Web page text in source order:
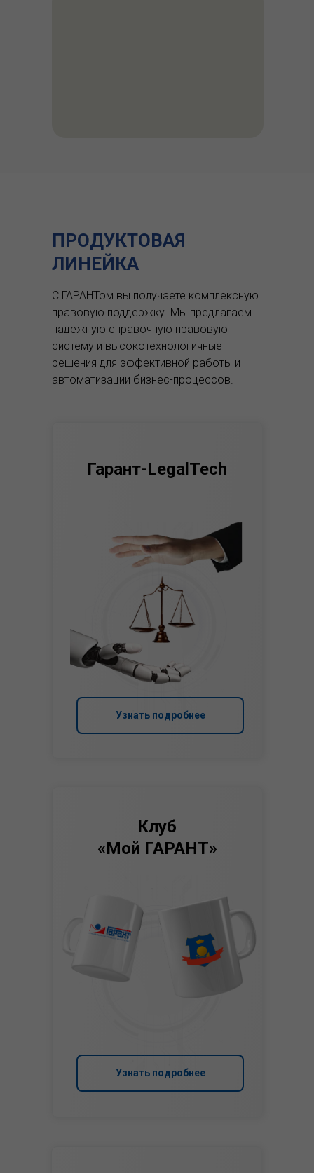
ПРОДУКТОВАЯ
ЛИНЕЙКА
С ГАРАНТом вы получаете комплексную
правовую поддержку. Мы предлагаем
надежную справочную правовую
систему и высокотехнологичные
решения для эффективной работы и
автоматизации бизнес-процессов.
Узнать подробнее
Клуб
«Мой ГАРАНТ»
Узнать подробнее
Гарант-LegalTech